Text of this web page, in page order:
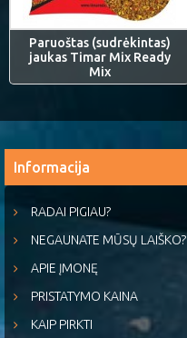
Paruoštas (sudrėkintas)
jaukas Timar Mix Ready
Mix
Informacija
RADAI PIGIAU?
NEGAUNATE MŪSŲ LAIŠKO?
APIE ĮMONĘ
PRISTATYMO KAINA
KAIP PIRKTI